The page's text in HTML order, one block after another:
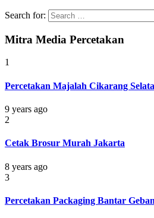
Search for:
Mitra Media Percetakan
1
Percetakan Majalah Cikarang
9 years ago
2
Cetak Brosur Murah Jakarta
8 years ago
3
Percetakan Packaging Bantar